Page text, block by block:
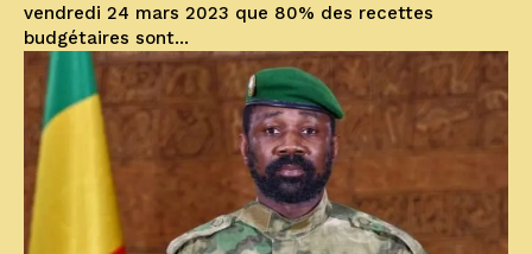
vendredi 24 mars 2023 que 80% des recettes
budgétaires sont...